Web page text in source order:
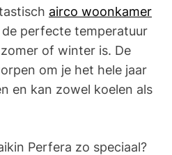
airco woonkamer
perfecte temperatuur
of winter is. De
om je het hele jaar
en kan zowel koelen als
Perfera zo speciaal?